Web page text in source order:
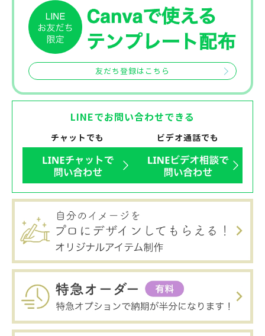
友だち登録はこちら
LINEでお問い合わせできる
チャットでも ビデオ通話でも